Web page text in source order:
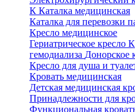
К Каталка медицинская
Каталка для перевозки
Кресло медицинское
Гериатрическое кресло
гемодиализа Донорское
Кресло для душа и
Кровать медицинская
Детская медицинская
Принадлежности для
Функциональная